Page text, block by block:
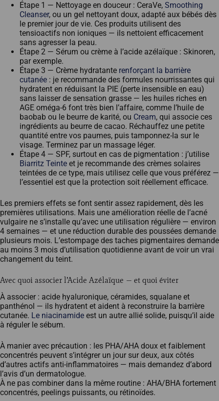
Étape 1 — Nettoyage en douceur : CeraVe, Smoothing
Cleanser, ou un gel nettoyant doux, adapté aux bébés dès
le premier jour de vie. Ces produits utilisent des
tensioactifs non ioniques — ils nettoient efficacement
sans agresser la peau.
Étape 2 — Sérum ou crème à l’acide azélaïque : Skinoren,
par exemple.
Étape 3 — Crème hydratante renforçant la barrière
cutanée : je recommande des formules nourrissantes qui
hydratent en réduisant la PIE (perte insensible en eau)
sans laisser de sensation grasse — les huiles riches en
AGE oméga-6 font très bien l’affaire, comme l’huile de
baobab ou le beurre de karité, ou Cream, qui associe ces
ingrédients au beurre de cacao. Réchauffez une petite
quantité entre vos paumes, puis tamponnez-la sur le
visage. Terminez par un massage léger.
Étape 4 — SPF, surtout en cas de pigmentation : j’utilise
Biarritz Teinte et je recommande des crèmes solaires
teintées de ce type, mais utilisez celle que vous préférez —
l’essentiel est que la protection soit réellement efficace.
Les premiers effets se font sentir assez rapidement, dès les
premières utilisations. Mais une amélioration réelle de l’acné
vulgaire ne s’installe qu’avec une utilisation régulière — environ
4 semaines — et une réduction durable des poussées demande
plusieurs mois. L’estompage des taches pigmentaires demande
au moins 3 mois d’utilisation quotidienne avant de voir un vrai
changement du teint.
Avec quoi associer l’Acide Azélaïque — et quoi éviter
À associer : acide hyaluronique, céramides, squalane et
panthénol — ils hydratent et aident à reconstruire la barrière
cutanée. Le niacinamide est un autre allié solide, puisqu’il aide
à réguler le sébum.
À manier avec précaution : les PHA/AHA doux et faiblement
concentrés peuvent s’intégrer un jour sur deux, aux côtés
d’autres actifs anti-inflammatoires — mais demandez d’abord
l’avis d’un dermatologue.
À ne pas combiner dans la même routine : AHA/BHA fortement
concentrés, peelings puissants, ou rétinoïdes.